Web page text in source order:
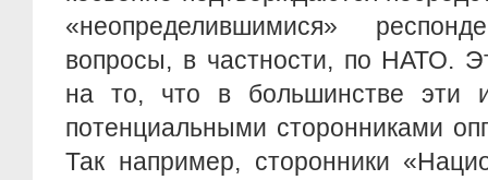
«неопределившимися»
вопросы, в частности, по НАТО.
на то, что в большинстве эти
потенциальными сторонниками
Так например, сторонники